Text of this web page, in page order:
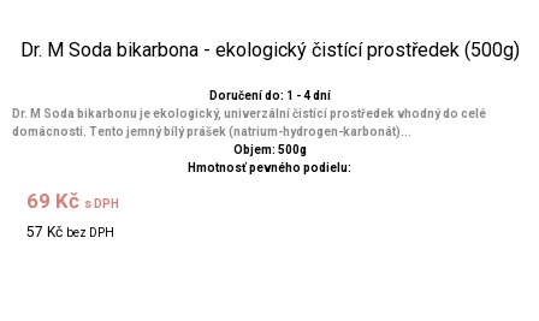
Dr. M Soda bikarbona - ekologický čistící prostředek (500g)
Doručení do: 1 - 4 dní
Dr. M Soda bikarbonu je ekologický, univerzální čistící prostředek vhodný do celé
domácnosti. Tento jemný bílý prášek (natrium-hydrogen-karbonát)...
Objem: 500g
Hmotnosť pevného podielu:
69 Kč s DPH
57 Kč bez DPH